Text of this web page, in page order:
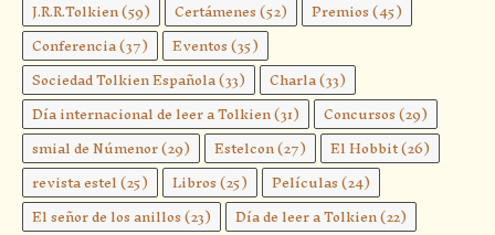
J.R.R.Tolkien(59) Certámenes(52) Premios(45)
Conferencia(37) Eventos(35)
Sociedad Tolkien Española(33) Charla(33)
Día internacional de leer a Tolkien(31) Concursos(29)
smial de Númenor(29) Estelcon(27) El Hobbit(26)
revista estel(25) Libros(25) Películas(24)
El señor de los anillos(23) Día de leer a Tolkien(22)